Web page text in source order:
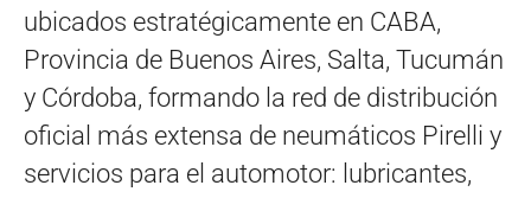
ubicados estratégicamente en CABA,
Provincia de Buenos Aires, Salta, Tucumán
y Córdoba, formando la red de distribución
oficial más extensa de neumáticos Pirelli y
servicios para el automotor: lubricantes,